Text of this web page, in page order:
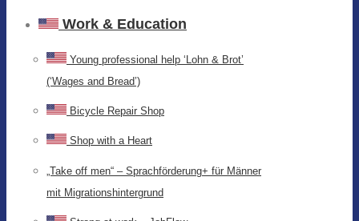
Work & Education
Young professional help ‘Lohn & Brot’
(‘Wages and Bread’)
Bicycle Repair Shop
Shop with a Heart
„Take off men“ – Sprachförderung+ für Männer
mit Migrationshintergrund